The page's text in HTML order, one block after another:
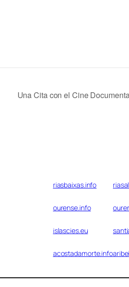
Una Cita con el Cine
riasbaixas.info
ourense.info
islascies.eu
acostadamorte.info